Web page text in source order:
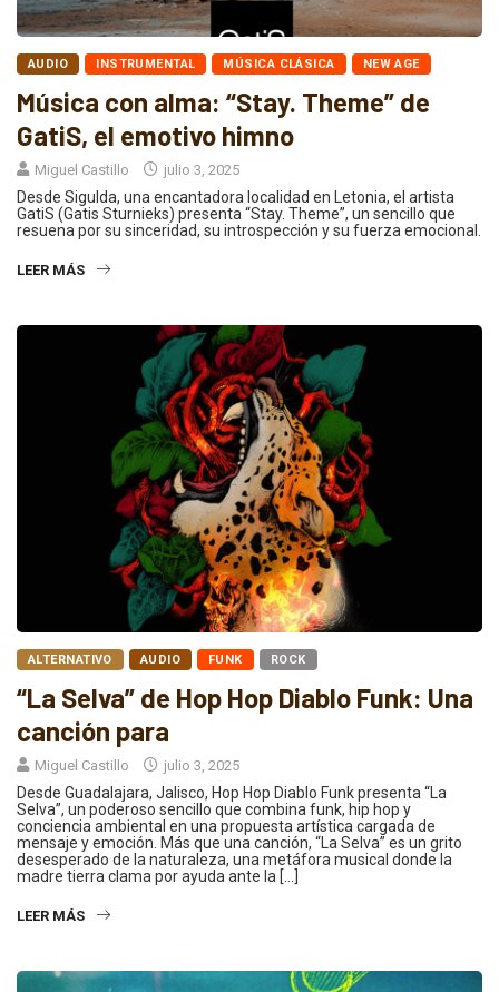
AUDIO INSTRUMENTAL MÚSICA CLÁSICA NEW AGE
Música con alma: “Stay. Theme” de
GatiS, el emotivo himno
Miguel Castillo julio 3, 2025
Desde Sigulda, una encantadora localidad en Letonia, el artista
GatiS (Gatis Sturnieks) presenta “Stay. Theme”, un sencillo que
resuena por su sinceridad, su introspección y su fuerza emocional.
LEER MÁS
ALTERNATIVO AUDIO FUNK ROCK
“La Selva” de Hop Hop Diablo Funk: Una
canción para
Miguel Castillo julio 3, 2025
Desde Guadalajara, Jalisco, Hop Hop Diablo Funk presenta “La
Selva”, un poderoso sencillo que combina funk, hip hop y
conciencia ambiental en una propuesta artística cargada de
mensaje y emoción. Más que una canción, “La Selva” es un grito
desesperado de la naturaleza, una metáfora musical donde la
madre tierra clama por ayuda ante la […]
LEER MÁS